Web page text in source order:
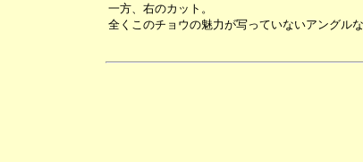
一方、右のカット。
全くこのチョウの魅力が写っていないアングル